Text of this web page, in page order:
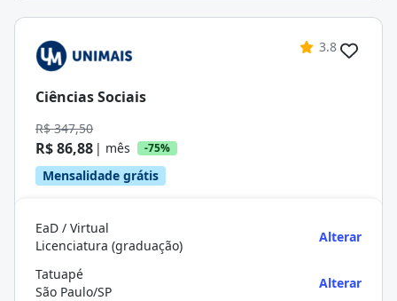
3.8
Ciências Sociais
R$ 347,50
R$ 86,88 | mês -75%
Mensalidade grátis
EaD / Virtual
Licenciatura (graduação)
Alterar
Tatuapé
São Paulo/SP
Alterar